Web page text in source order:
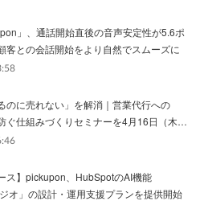
」、通話開始直後の音声安定性が5.6ポ
客との会話開始をより自然でスムーズに
のに売れない」を解消｜営業代行への
ぐ仕組みづくりセミナーを4月16日（木…
ス】pickupon、HubSpotのAI機能
オ」の設計・運用支援プランを提供開始